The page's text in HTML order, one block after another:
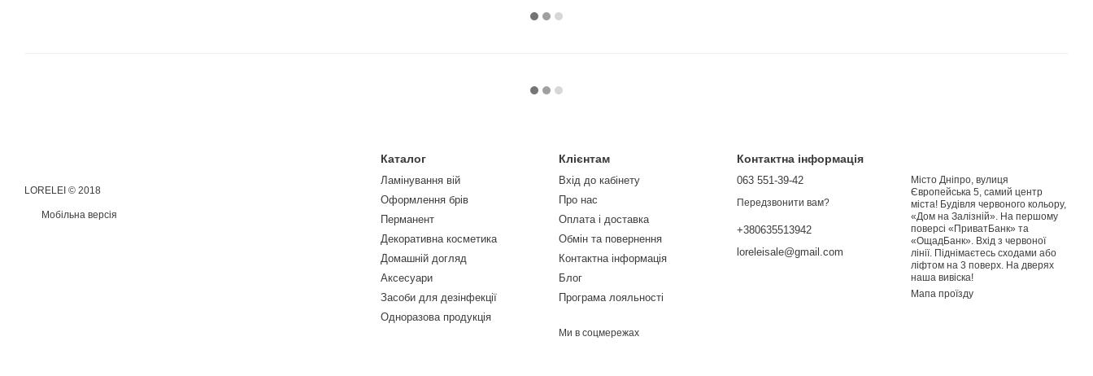
LORELEI © 2018
Мобільна версія
Каталог
Ламінування вій
Оформлення брів
Перманент
Декоративна косметика
Домашній догляд
Аксесуари
Засоби для дезінфекції
Одноразова продукція
Клієнтам
Вхід до кабінету
Про нас
Оплата і доставка
Обмін та повернення
Контактна інформація
Блог
Програма лояльності
Ми в соцмережах
Контактна інформація
063 551-39-42
Передзвонити вам?
+380635513942
loreleisale@gmail.com
Місто Дніпро, вулиця
Європейська 5, самий центр
міста! Будівля червоного кольору,
«Дом на Залізній». На першому
поверсі «ПриватБанк» та
«ОщадБанк». Вхід з червоної
лінії. Піднімаєтесь сходами або
ліфтом на 3 поверх. На дверях
наша вивіска!
Мапа проїзду